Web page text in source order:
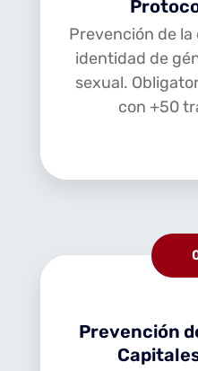
Prevención de
identidad de
sexual.
con +50
Prevención